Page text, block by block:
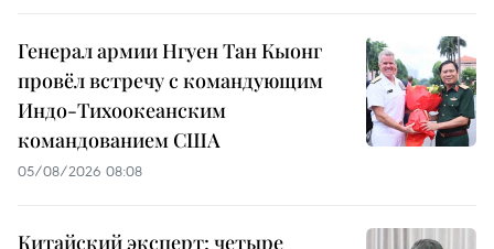
Генерал армии Нгуен Тан Кыонг
провёл встречу с командующим
Индо-Тихоокеанским
командованием США
05/08/2026 08:08
Китайский эксперт: четыре